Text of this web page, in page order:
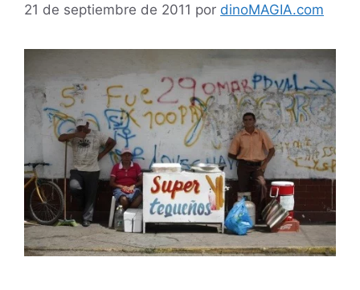
21 de septiembre de 2011 por dinoMAGIA.com